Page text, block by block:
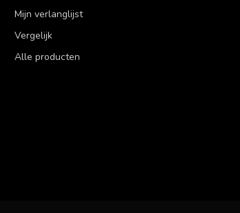
Mijn verlanglijst
Vergelijk
Alle producten